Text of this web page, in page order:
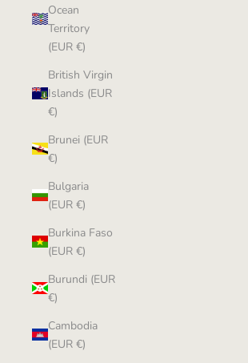
Ocean
Territory
(EUR €)
British Virgin
Islands (EUR
€)
Brunei (EUR
€)
Bulgaria
(EUR €)
Burkina Faso
(EUR €)
Burundi (EUR
€)
Cambodia
(EUR €)